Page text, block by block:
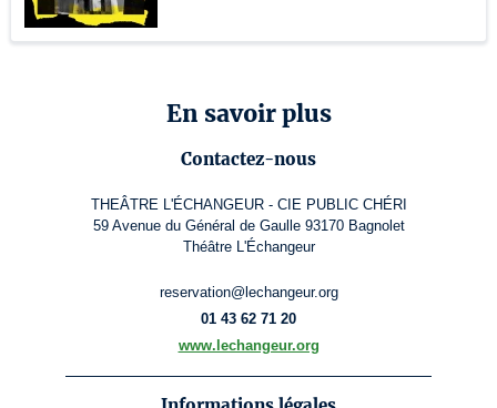
En savoir plus
Contactez-nous
THEÂTRE L'ÉCHANGEUR - CIE PUBLIC CHÉRI
59 Avenue du Général de Gaulle 93170 Bagnolet
Théâtre L'Échangeur
reservation@lechangeur.org
01 43 62 71 20
www.lechangeur.org